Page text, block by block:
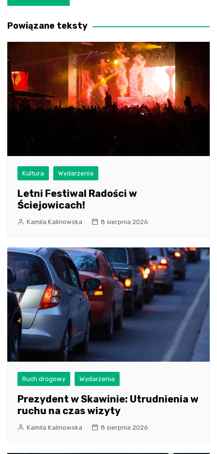
wpisu
Powiązane teksty
Kultura Wydarzenia
Letni Festiwal Radości w
Ściejowicach!
Kamila Kalinowska 8 sierpnia 2026
Ruch drogowy Wydarzenia
Prezydent w Skawinie: Utrudnienia w
ruchu na czas wizyty
Kamila Kalinowska 8 sierpnia 2026